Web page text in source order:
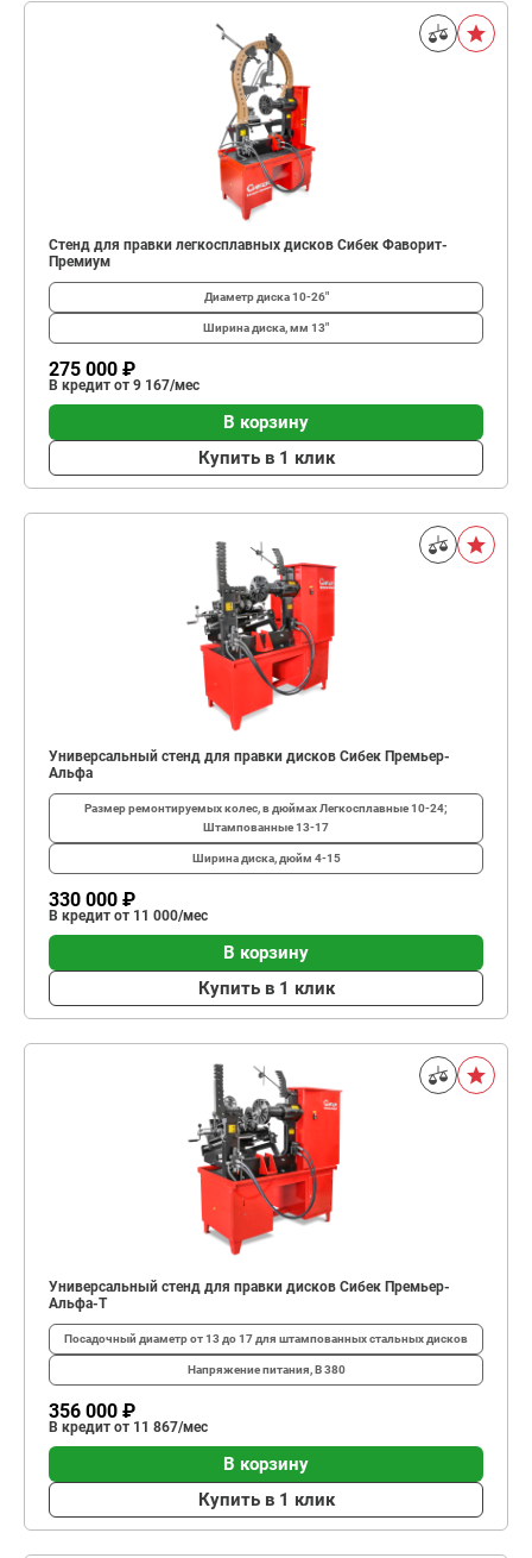
Стенд для правки легкосплавных дисков Сибек Фаворит-
Премиум
Диаметр диска10-26"
Ширина диска, мм 13"
275 000 ₽
В кредит от 9 167/мес
В корзину
Купить в 1 клик
Универсальный стенд для правки дисков Сибек Премьер-
Альфа
Размер ремонтируемых колес, в дюймахЛегкосплавные 10-24;
Штампованные 13-17
Ширина диска, дюйм 4-15
330 000 ₽
В кредит от 11 000/мес
В корзину
Купить в 1 клик
Универсальный стенд для правки дисков Сибек Премьер-
Альфа-Т
Посадочный диаметрот 13 до 17 для штампованных стальных дисков
Напряжение питания, В380
356 000 ₽
В кредит от 11 867/мес
В корзину
Купить в 1 клик